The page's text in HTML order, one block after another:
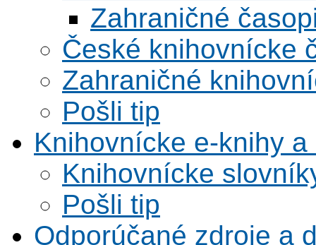
Zahraničné
České knihovnícke
Zahraničné
Pošli tip
Knihovnícke e-knihy
Knihovnícke
Pošli tip
Odporúčané zdroje a